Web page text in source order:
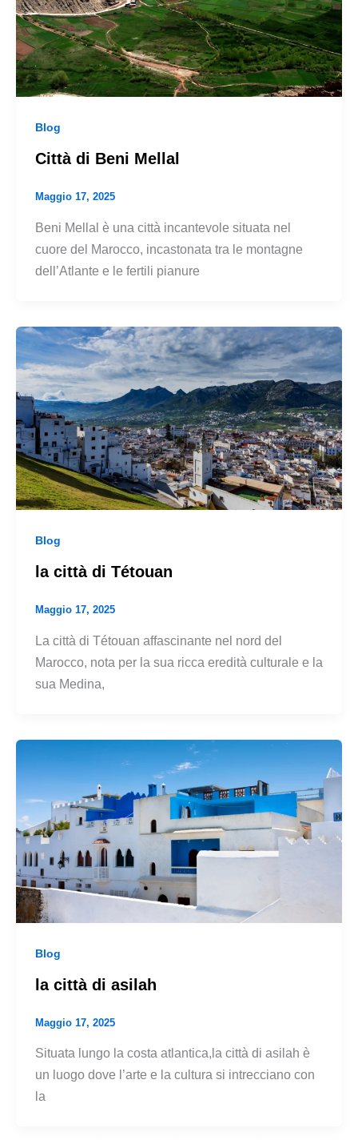
Blog
Città di Beni Mellal
Maggio 17, 2025
Beni Mellal è una città incantevole situata nel
cuore del Marocco, incastonata tra le montagne
dell’Atlante e le fertili pianure
Blog
la città di Tétouan
Maggio 17, 2025
La città di Tétouan affascinante nel nord del
Marocco, nota per la sua ricca eredità culturale e la
sua Medina,
Blog
la città di asilah
Maggio 17, 2025
Situata lungo la costa atlantica,la città di asilah è
un luogo dove l’arte e la cultura si intrecciano con
la